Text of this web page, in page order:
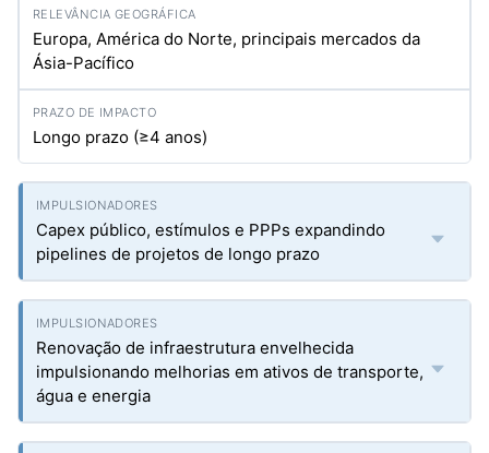
Europa, América do Norte, principais mercados da
Ásia-Pacífico
Longo prazo (≥4 anos)
Capex público, estímulos e PPPs expandindo
pipelines de projetos de longo prazo
Renovação de infraestrutura envelhecida
impulsionando melhorias em ativos de transporte,
água e energia